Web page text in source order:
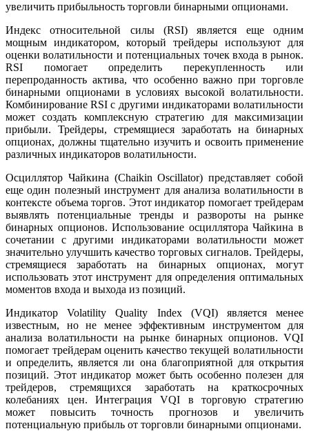
увеличить прибыльность торговли бинарными опционами.
Индекс относительной силы (RSI) является еще одним
мощным индикатором, который трейдеры используют для
оценки волатильности и потенциальных точек входа в рынок.
RSI помогает определить перекупленность или
перепроданность актива, что особенно важно при торговле
бинарными опционами в условиях высокой волатильности.
Комбинирование RSI с другими индикаторами волатильности
может создать комплексную стратегию для максимизации
прибыли. Трейдеры, стремящиеся заработать на бинарных
опционах, должны тщательно изучить и освоить применение
различных индикаторов волатильности.
Осциллятор Чайкина (Chaikin Oscillator) представляет собой
еще один полезный инструмент для анализа волатильности в
контексте объема торгов. Этот индикатор помогает трейдерам
выявлять потенциальные тренды и развороты на рынке
бинарных опционов. Использование осциллятора Чайкина в
сочетании с другими индикаторами волатильности может
значительно улучшить качество торговых сигналов. Трейдеры,
стремящиеся заработать на бинарных опционах, могут
использовать этот инструмент для определения оптимальных
моментов входа и выхода из позиций.
Индикатор Volatility Quality Index (VQI) является менее
известным, но не менее эффективным инструментом для
анализа волатильности на рынке бинарных опционов. VQI
помогает трейдерам оценить качество текущей волатильности
и определить, является ли она благоприятной для открытия
позиций. Этот индикатор может быть особенно полезен для
трейдеров, стремящихся заработать на краткосрочных
колебаниях цен. Интеграция VQI в торговую стратегию
может повысить точность прогнозов и увеличить
потенциальную прибыль от торговли бинарными опционами.